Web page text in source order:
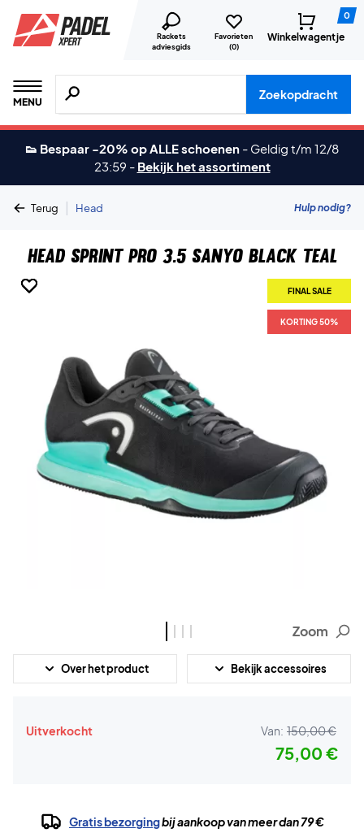
Rackets
adviesgids
Favorieten
(0)
0
Winkelwagentje
MENU
Zoeken naar producten, merken etc.
Zoekopdracht
👟 Bespaar -20% op ALLE schoenen - Geldig t/m 12/8
23:59 - Bekijk het assortiment
Terug | Head Hulp nodig?
Head Sprint Pro 3.5 Sanyo Black Teal
FINAL SALE
KORTING 50%
FINAL SALE
KORTING 50%
FINAL SALE
KORTING 50%
FINAL SALE
KORTING 50%
Zoom
Over het product Bekijk accessoires
Uitverkocht Van: 150,00 €
75,00 €
Gratis bezorgingbij aankoop van meer dan 79 €